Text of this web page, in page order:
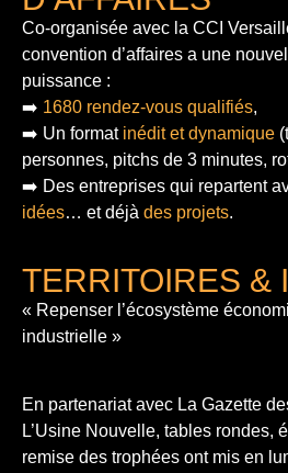
Co-organisée avec la CCI
convention d’affaires a une
puissance :
➡️ 1680 rendez-vous qualifiés,
➡️ Un format inédit et dynamique
personnes, pitchs de 3 minutes,
➡️ Des entreprises qui repartent
idées… et déjà des projets.
TERRITOIRES &
« Repenser l’écosystème
industrielle »
En partenariat avec La Gazette
L’Usine Nouvelle, tables rondes,
remise des trophées ont mis en